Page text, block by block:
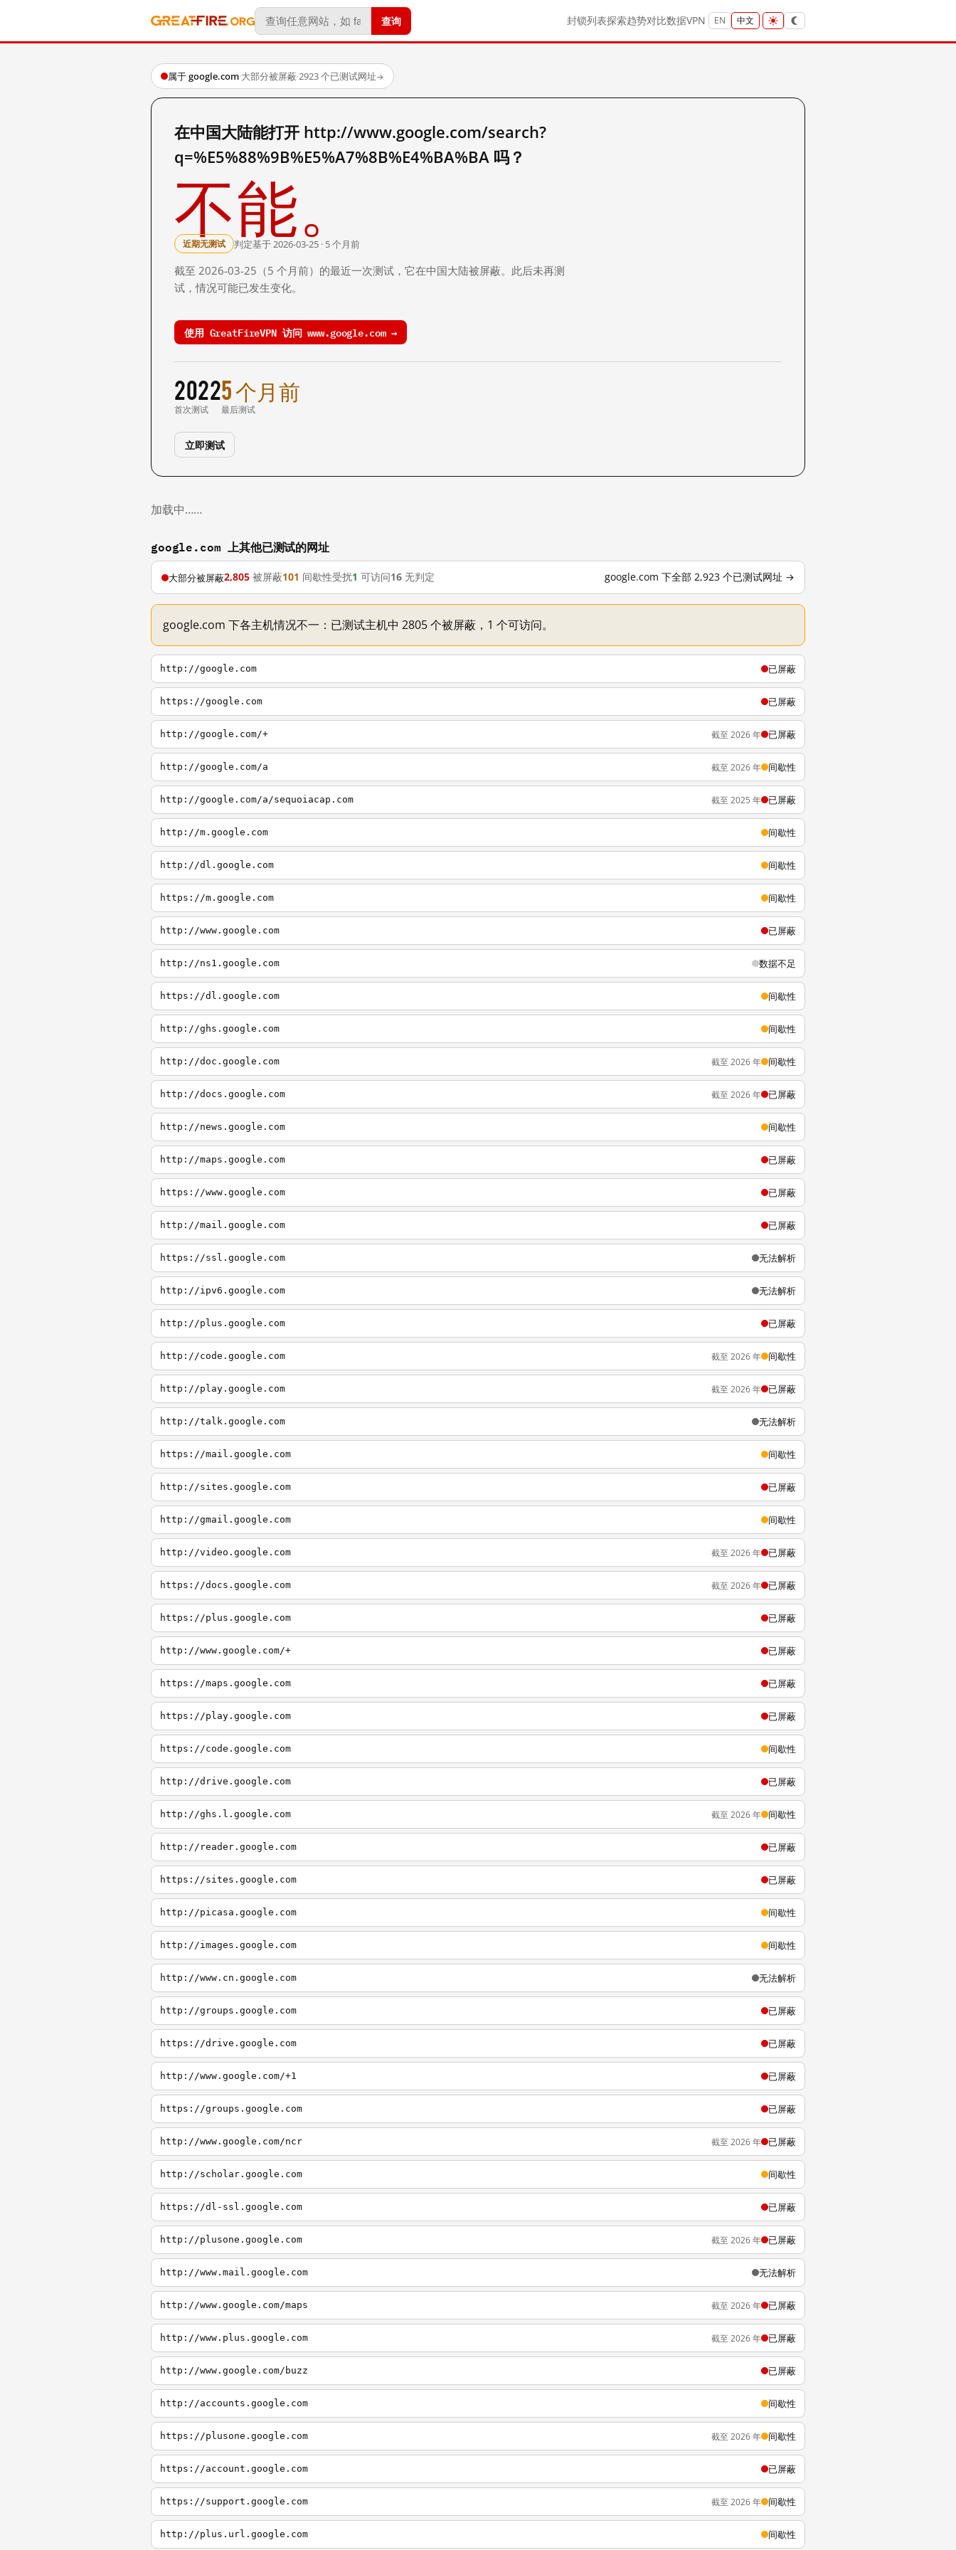
查询 封锁列表探索趋势对比数据VPN EN 中文
属于 google.com·大部分被屏蔽·2923 个已测试网址→
在中国大陆能打开 http://www.google.com/search?
q=%E5%88%9B%E5%A7%8B%E4%BA%BA 吗？
不能。
近期无测试 判定基于 2026-03-25 · 5 个月前
截至 2026-03-25（5 个月前）的最近一次测试，它在中国大陆被屏蔽。此后未再测
试，情况可能已发生变化。
使用 GreatFireVPN 访问 www.google.com →
2022
首次测试
5 个月前
最后测试
立即测试
加载中……
google.com 上其他已测试的网址
大部分被屏蔽2,805 被屏蔽101 间歇性受扰1 可访问16 无判定 google.com 下全部 2,923 个已测试网址 →
google.com 下各主机情况不一：已测试主机中 2805 个被屏蔽，1 个可访问。
http://google.com 已屏蔽
https://google.com 已屏蔽
http://google.com/+ 截至 2026 年 已屏蔽
http://google.com/a 截至 2026 年 间歇性
http://google.com/a/sequoiacap.com 截至 2025 年 已屏蔽
http://m.google.com 间歇性
http://dl.google.com 间歇性
https://m.google.com 间歇性
http://www.google.com 已屏蔽
http://ns1.google.com 数据不足
https://dl.google.com 间歇性
http://ghs.google.com 间歇性
http://doc.google.com 截至 2026 年 间歇性
http://docs.google.com 截至 2026 年 已屏蔽
http://news.google.com 间歇性
http://maps.google.com 已屏蔽
https://www.google.com 已屏蔽
http://mail.google.com 已屏蔽
https://ssl.google.com 无法解析
http://ipv6.google.com 无法解析
http://plus.google.com 已屏蔽
http://code.google.com 截至 2026 年 间歇性
http://play.google.com 截至 2026 年 已屏蔽
http://talk.google.com 无法解析
https://mail.google.com 间歇性
http://sites.google.com 已屏蔽
http://gmail.google.com 间歇性
http://video.google.com 截至 2026 年 已屏蔽
https://docs.google.com 截至 2026 年 已屏蔽
https://plus.google.com 已屏蔽
http://www.google.com/+ 已屏蔽
https://maps.google.com 已屏蔽
https://play.google.com 已屏蔽
https://code.google.com 间歇性
http://drive.google.com 已屏蔽
http://ghs.l.google.com 截至 2026 年 间歇性
http://reader.google.com 已屏蔽
https://sites.google.com 已屏蔽
http://picasa.google.com 间歇性
http://images.google.com 间歇性
http://www.cn.google.com 无法解析
http://groups.google.com 已屏蔽
https://drive.google.com 已屏蔽
http://www.google.com/+1 已屏蔽
https://groups.google.com 已屏蔽
http://www.google.com/ncr 截至 2026 年 已屏蔽
http://scholar.google.com 间歇性
https://dl-ssl.google.com 已屏蔽
http://plusone.google.com 截至 2026 年 已屏蔽
http://www.mail.google.com 无法解析
http://www.google.com/maps 截至 2026 年 已屏蔽
http://www.plus.google.com 截至 2026 年 已屏蔽
http://www.google.com/buzz 已屏蔽
http://accounts.google.com 间歇性
https://plusone.google.com 截至 2026 年 间歇性
https://account.google.com 已屏蔽
https://support.google.com 截至 2026 年 间歇性
http://plus.url.google.com 间歇性